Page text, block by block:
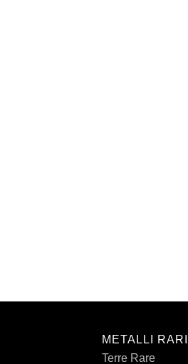
METALLI RARI
Terre Rare